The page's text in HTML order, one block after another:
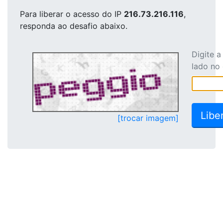
Para liberar o acesso do IP 216.73.216.116,
responda ao desafio abaixo.
[trocar imagem]
Digite
lado no